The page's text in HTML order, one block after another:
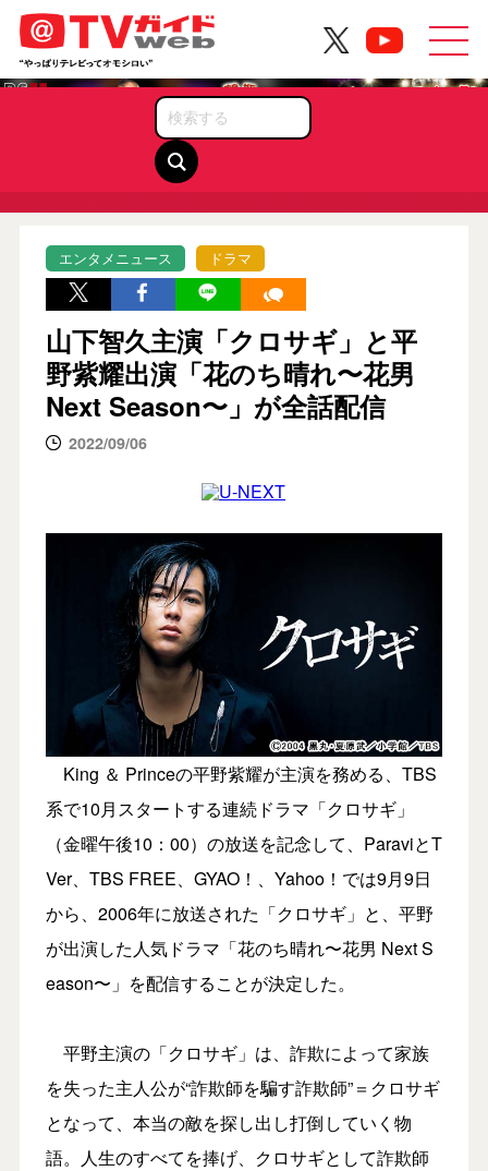
ニュース
エンタメニュース ドラマ
山下智久主演「クロサギ」と平
野紫耀出演「花のち晴れ〜花男
Next Season〜」が全話配信
2022/09/06
King ＆ Princeの平野紫耀が主演を務める、TBS
系で10月スタートする連続ドラマ「クロサギ」
（金曜午後10：00）の放送を記念して、ParaviとT
Ver、TBS FREE、GYAO！、Yahoo！では9月9日
から、2006年に放送された「クロサギ」と、平野
が出演した人気ドラマ「花のち晴れ〜花男 Next S
eason〜」を配信することが決定した。
平野主演の「クロサギ」は、詐欺によって家族
を失った主人公が“詐欺師を騙す詐欺師”＝クロサギ
となって、本当の敵を探し出し打倒していく物
語。人生のすべてを捧げ、クロサギとして詐欺師